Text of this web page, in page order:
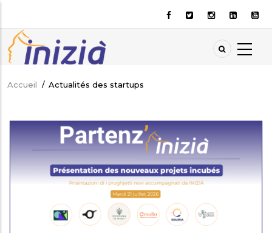
contenu
principal
Fil
Accueil / Actualités des startups